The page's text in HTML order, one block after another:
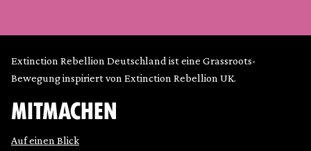
Extinction Rebellion Deutschland ist eine Grassroots-
Bewegung inspiriert von Extinction Rebellion UK.
MITMACHEN
Auf einen Blick